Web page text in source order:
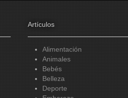
Artículos
Alimentación
Animales
Bebés
Belleza
Deporte